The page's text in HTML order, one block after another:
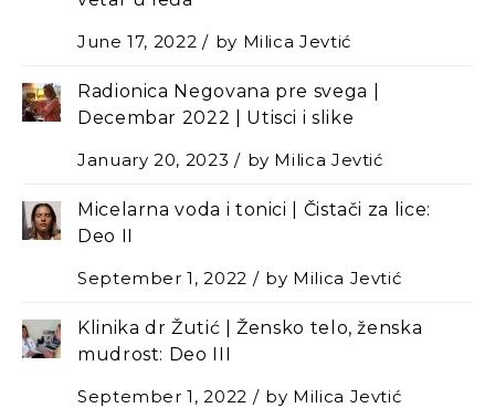
June 17, 2022
by Milica Jevtić
Radionica Negovana pre svega |
Decembar 2022 | Utisci i slike
January 20, 2023
by Milica Jevtić
Micelarna voda i tonici | Čistači za lice:
Deo II
September 1, 2022
by Milica Jevtić
Klinika dr Žutić | Žensko telo, ženska
mudrost: Deo III
September 1, 2022
by Milica Jevtić